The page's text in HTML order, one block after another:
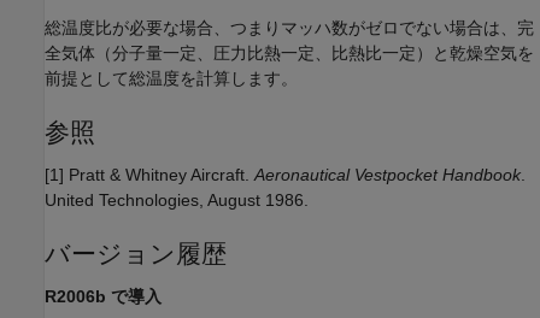
総温度比が必要な場合、つまりマッハ数がゼロでない場合は、完
全気体（分子量一定、圧力比熱一定、比熱比一定）と乾燥空気を
前提として総温度を計算します。
参照
[1] Pratt & Whitney Aircraft. Aeronautical Vestpocket Handbook
United Technologies, August 1986.
バージョン履歴
R2006b で導入